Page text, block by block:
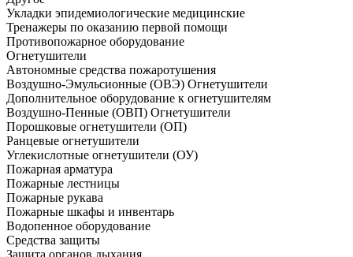
Укладки эпидемиологические медицинские
Тренажеры по оказанию первой помощи
Противопожарное оборудование
Огнетушители
Автономные средства пожаротушения
Воздушно-Эмульсионные (ОВЭ) Огнетушители
Дополнительное оборудование к огнетушителям
Воздушно-Пенные (ОВП) Огнетушители
Порошковые огнетушители (ОП)
Ранцевые огнетушители
Углекислотные огнетушители (ОУ)
Пожарная арматура
Пожарные лестницы
Пожарные рукава
Пожарные шкафы и инвентарь
Водопенное оборудование
Средства защиты